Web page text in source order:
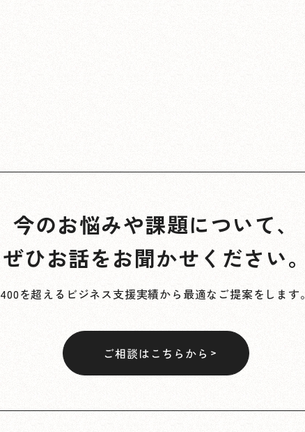
今のお悩みや課題について、
ぜひお話をお聞かせください。
400を超えるビジネス支援実績から最適なご提案をします。
ご相談はこちらから